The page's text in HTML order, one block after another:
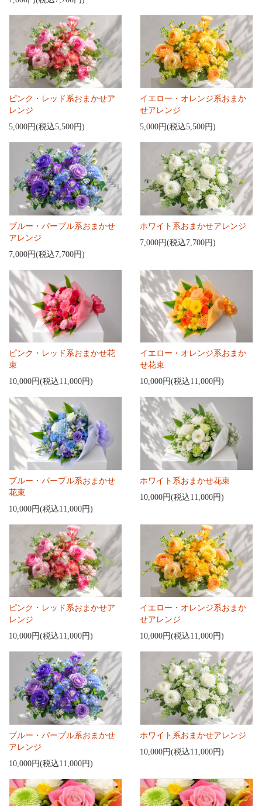
ピンク・レッド系おまかせア
レンジ
5,000円(税込5,500円)
イエロー・オレンジ系おまか
せアレンジ
5,000円(税込5,500円)
ブルー・パープル系おまかせ
アレンジ
7,000円(税込7,700円)
ホワイト系おまかせアレンジ
7,000円(税込7,700円)
ピンク・レッド系おまかせ花
束
10,000円(税込11,000円)
イエロー・オレンジ系おまか
せ花束
10,000円(税込11,000円)
ブルー・パープル系おまかせ
花束
10,000円(税込11,000円)
ホワイト系おまかせ花束
10,000円(税込11,000円)
ピンク・レッド系おまかせア
レンジ
10,000円(税込11,000円)
イエロー・オレンジ系おまか
せアレンジ
10,000円(税込11,000円)
ブルー・パープル系おまかせ
アレンジ
10,000円(税込11,000円)
ホワイト系おまかせアレンジ
10,000円(税込11,000円)